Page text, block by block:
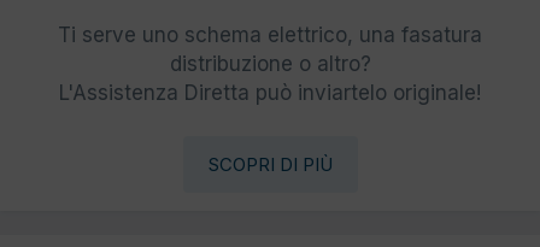
Ti serve uno schema elettrico, una fasatura
distribuzione o altro?
L'Assistenza Diretta può inviartelo originale!
SCOPRI DI PIÙ